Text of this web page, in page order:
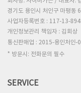
경기도 용인시 처인구 마평동
사업자등록번호 : 117-13-
개인정보관리 책임자 : 김회상
통신판매업 : 2015-용인처인-
* 방문시: 전화문의 필수
SERVICE